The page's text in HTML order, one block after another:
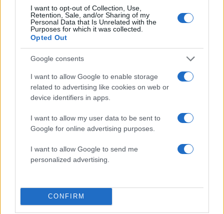
I want to opt-out of Collection, Use,
Retention, Sale, and/or Sharing of my
Personal Data that Is Unrelated with the
Purposes for which it was collected.
Opted Out
Google consents
I want to allow Google to enable storage
related to advertising like cookies on web or
device identifiers in apps.
I want to allow my user data to be sent to
Google for online advertising purposes.
I want to allow Google to send me
personalized advertising.
CONFIRM
Το τελευταίο αντίο στον Ευγένιο Γκέραρντ θα